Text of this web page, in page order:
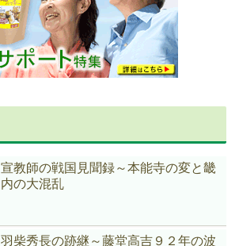
宣教師の戦国見聞録～本能寺の変と畿
内の大混乱
羽柴秀長の跡継～藤堂高吉９２年の波